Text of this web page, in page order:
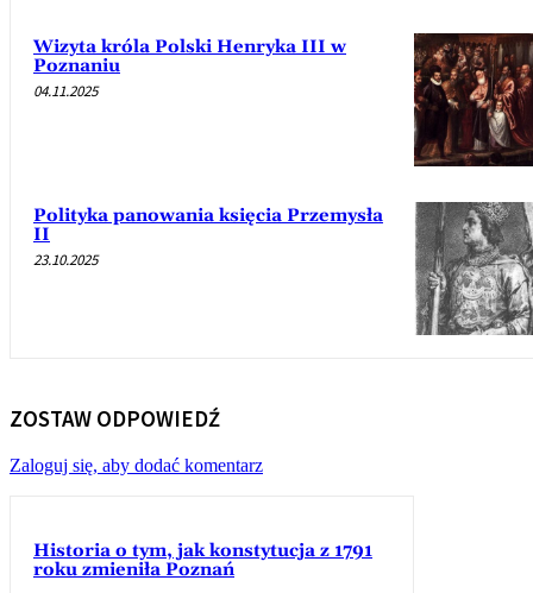
Wizyta króla Polski Henryka III w
Poznaniu
04.11.2025
Polityka panowania księcia Przemysła
II
23.10.2025
ZOSTAW ODPOWIEDŹ
Zaloguj się, aby dodać komentarz
Historia o tym, jak konstytucja z 1791
roku zmieniła Poznań